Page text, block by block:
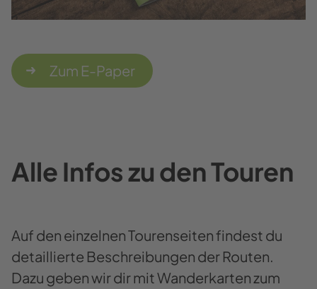
Zum E-Paper
Alle Infos zu den Touren
Auf den einzelnen Tourenseiten findest du
detaillierte Beschreibungen der Routen.
Dazu geben wir dir mit Wanderkarten zum